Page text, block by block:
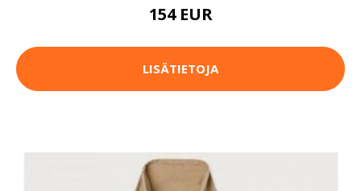
154 EUR
LISÄTIETOJA